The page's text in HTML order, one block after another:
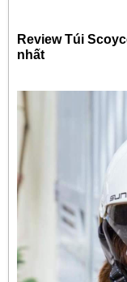
Review Túi
nhất